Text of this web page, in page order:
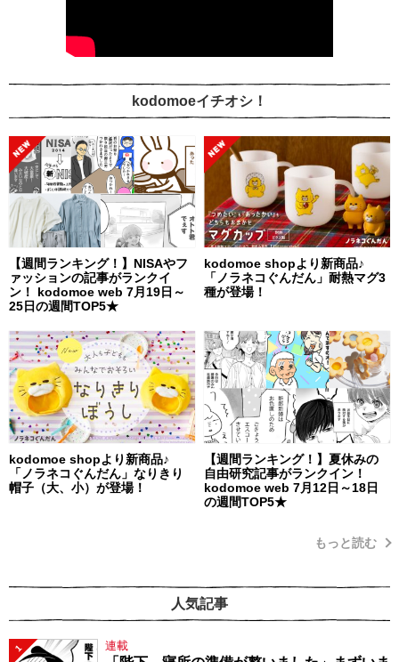
kodomoeイチオシ！
【週間ランキング！】NISAやフ
ァッションの記事がランクイ
ン！ kodomoe web 7月19日～
25日の週間TOP5★
kodomoe shopより新商品♪
「ノラネコぐんだん」耐熱マグ3
種が登場！
kodomoe shopより新商品♪
「ノラネコぐんだん」なりきり
帽子（大、小）が登場！
【週間ランキング！】夏休みの
自由研究記事がランクイン！
kodomoe web 7月12日～18日
の週間TOP5★
もっと読む
人気記事
1 連載